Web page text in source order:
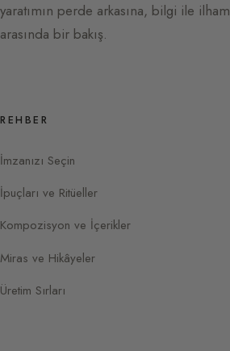
yaratımın perde arkasına, bilgi ile ilham
arasında bir bakış.
REHBER
İmzanızı Seçin
İpuçları ve Ritüeller
Kompozisyon ve İçerikler
Miras ve Hikâyeler
Üretim Sırları